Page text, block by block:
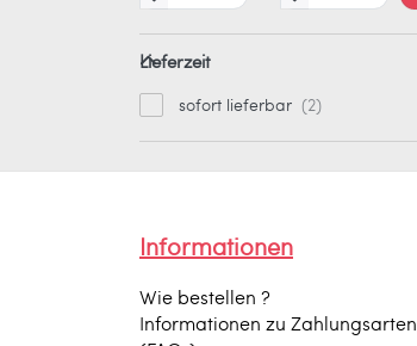
Lieferzeit
sofort lieferbar
Informationen
Wie bestellen ?
Informationen zu Zahlungsarten